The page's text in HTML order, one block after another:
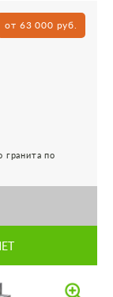
от 63 000 руб.
гранита по